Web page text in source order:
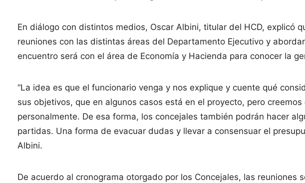
En diálogo con distintos medios, Oscar Albini, titular del HCD, explicó
reuniones con las distintas áreas del Departamento Ejecutivo y
encuentro será con el área de Economía y Hacienda para conocer la
“La idea es que el funcionario venga y nos explique y cuente qué
sus objetivos, que en algunos casos está en el proyecto, pero
personalmente. De esa forma, los concejales también podrán hacer
partidas. Una forma de evacuar dudas y llevar a consensuar el
Albini.
De acuerdo al cronograma otorgado por los Concejales, las reuniones